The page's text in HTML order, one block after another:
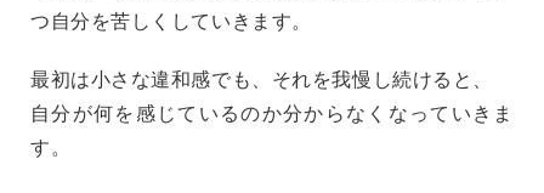
つ自分を苦しくしていきます。
最初は小さな違和感でも、それを我慢し続けると、
自分が何を感じているのか分からなくなっていきま
す。